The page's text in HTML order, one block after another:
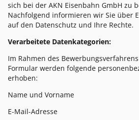
sich bei der AKN Eisenbahn GmbH zu
Nachfolgend informieren wir Sie über
auf den Datenschutz und Ihre Rechte.
Verarbeitete Datenkategorien:
Im Rahmen des
Formular werden folgende
erhoben:
Name und Vorname
E-Mail-Adresse